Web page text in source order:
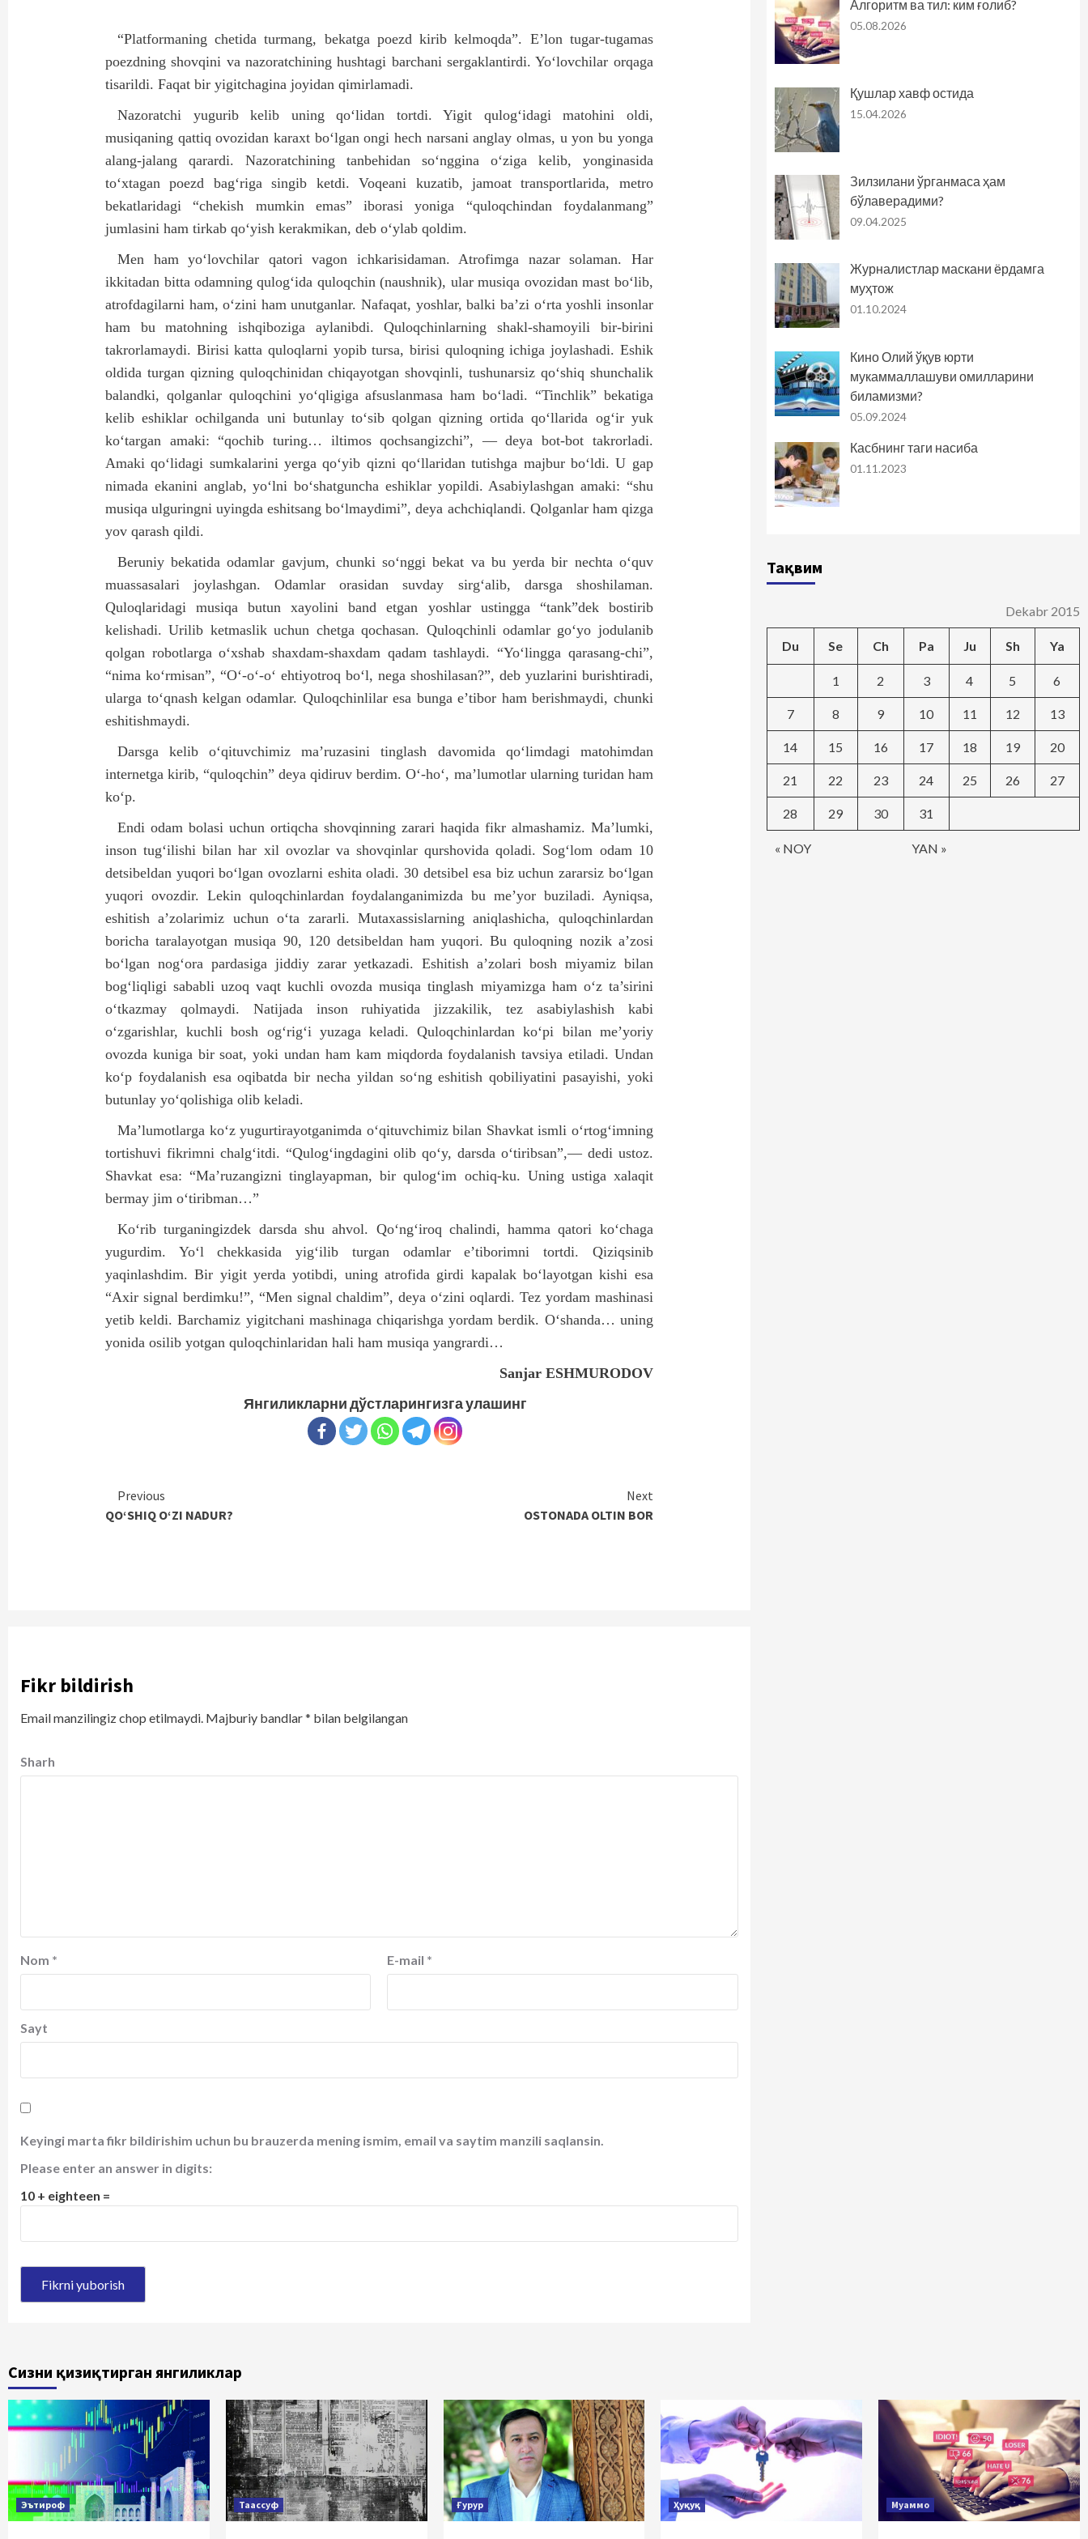
“Platformaning chetida turmang, bekatga poezd kirib kelmoqda”. E’lon tugar-tugamas
poezdning shovqini va nazoratchining hushtagi barchani sergaklantirdi. Yo‘lovchilar orqaga
tisarildi. Faqat bir yigitchagina joyidan qimirlamadi.
Nazoratchi yugurib kelib uning qo‘lidan tortdi. Yigit qulog‘idagi matohini oldi,
musiqaning qattiq ovozidan karaxt bo‘lgan ongi hech narsani anglay olmas, u yon bu yonga
alang-jalang qarardi. Nazoratchining tanbehidan so‘nggina o‘ziga kelib, yonginasida
to‘xtagan poezd bag‘riga singib ketdi. Voqeani kuzatib, jamoat transportlarida, metro
bekatlaridagi “chekish mumkin emas” iborasi yoniga “quloqchindan foydalanmang”
jumlasini ham tirkab qo‘yish kerakmikan, deb o‘ylab qoldim.
Men ham yo‘lovchilar qatori vagon ichkarisidaman. Atrofimga nazar solaman. Har
ikkitadan bitta odamning qulog‘ida quloqchin (naushnik), ular musiqa ovozidan mast bo‘lib,
atrofdagilarni ham, o‘zini ham unutganlar. Nafaqat, yoshlar, balki ba’zi o‘rta yoshli insonlar
ham bu matohning ishqiboziga aylanibdi. Quloqchinlarning shakl-shamoyili bir-birini
takrorlamaydi. Birisi katta quloqlarni yopib tursa, birisi quloqning ichiga joylashadi. Eshik
oldida turgan qizning quloqchinidan chiqayotgan shovqinli, tushunarsiz qo‘shiq shunchalik
balandki, qolganlar quloqchini yo‘qligiga afsuslanmasa ham bo‘ladi. “Tinchlik” bekatiga
kelib eshiklar ochilganda uni butunlay to‘sib qolgan qizning ortida qo‘llarida og‘ir yuk
ko‘targan amaki: “qochib turing… iltimos qochsangizchi”, — deya bot-bot takrorladi.
Amaki qo‘lidagi sumkalarini yerga qo‘yib qizni qo‘llaridan tutishga majbur bo‘ldi. U gap
nimada ekanini anglab, yo‘lni bo‘shatguncha eshiklar yopildi. Asabiylashgan amaki: “shu
musiqa ulguringni uyingda eshitsang bo‘lmaydimi”, deya achchiqlandi. Qolganlar ham qizga
yov qarash qildi.
Beruniy bekatida odamlar gavjum, chunki so‘nggi bekat va bu yerda bir nechta o‘quv
muassasalari joylashgan. Odamlar orasidan suvday sirg‘alib, darsga shoshilaman.
Quloqlaridagi musiqa butun xayolini band etgan yoshlar ustingga “tank”dek bostirib
kelishadi. Urilib ketmaslik uchun chetga qochasan. Quloqchinli odamlar go‘yo jodulanib
qolgan robotlarga o‘xshab shaxdam-shaxdam qadam tashlaydi. “Yo‘lingga qarasang-chi”,
“nima ko‘rmisan”, “O‘-o‘-o‘ ehtiyotroq bo‘l, nega shoshilasan?”, deb yuzlarini burishtiradi,
ularga to‘qnash kelgan odamlar. Quloqchinlilar esa bunga e’tibor ham berishmaydi, chunki
eshitishmaydi.
Darsga kelib o‘qituvchimiz ma’ruzasini tinglash davomida qo‘limdagi matohimdan
internetga kirib, “quloqchin” deya qidiruv berdim. O‘-ho‘, ma’lumotlar ularning turidan ham
ko‘p.
Endi odam bolasi uchun ortiqcha shovqinning zarari haqida fikr almashamiz. Ma’lumki,
inson tug‘ilishi bilan har xil ovozlar va shovqinlar qurshovida qoladi. Sog‘lom odam 10
detsibeldan yuqori bo‘lgan ovozlarni eshita oladi. 30 detsibel esa biz uchun zararsiz bo‘lgan
yuqori ovozdir. Lekin quloqchinlardan foydalanganimizda bu me’yor buziladi. Ayniqsa,
eshitish a’zolarimiz uchun o‘ta zararli. Mutaxassislarning aniqlashicha, quloqchinlardan
boricha taralayotgan musiqa 90, 120 detsibeldan ham yuqori. Bu quloqning nozik a’zosi
bo‘lgan nog‘ora pardasiga jiddiy zarar yetkazadi. Eshitish a’zolari bosh miyamiz bilan
bog‘liqligi sababli uzoq vaqt kuchli ovozda musiqa tinglash miyamizga ham o‘z ta’sirini
o‘tkazmay qolmaydi. Natijada inson ruhiyatida jizzakilik, tez asabiylashish kabi
o‘zgarishlar, kuchli bosh og‘rig‘i yuzaga keladi. Quloqchinlardan ko‘pi bilan me’yoriy
ovozda kuniga bir soat, yoki undan ham kam miqdorda foydalanish tavsiya etiladi. Undan
ko‘p foydalanish esa oqibatda bir necha yildan so‘ng eshitish qobiliyatini pasayishi, yoki
butunlay yo‘qolishiga olib keladi.
Ma’lumotlarga ko‘z yugurtirayotganimda o‘qituvchimiz bilan Shavkat ismli o‘rtog‘imning
tortishuvi fikrimni chalg‘itdi. “Qulog‘ingdagini olib qo‘y, darsda o‘tiribsan”,— dedi ustoz.
Shavkat esa: “Ma’ruzangizni tinglayapman, bir qulog‘im ochiq-ku. Uning ustiga xalaqit
bermay jim o‘tiribman…”
Ko‘rib turganingizdek darsda shu ahvol. Qo‘ng‘iroq chalindi, hamma qatori ko‘chaga
yugurdim. Yo‘l chekkasida yig‘ilib turgan odamlar e’tiborimni tortdi. Qiziqsinib
yaqinlashdim. Bir yigit yerda yotibdi, uning atrofida girdi kapalak bo‘layotgan kishi esa
“Axir signal berdimku!”, “Men signal chaldim”, deya o‘zini oqlardi. Tez yordam mashinasi
yetib keldi. Barchamiz yigitchani mashinaga chiqarishga yordam berdik. O‘shanda… uning
yonida osilib yotgan quloqchinlaridan hali ham musiqa yangrardi…
Sanjar ESHMURODOV
Янгиликларни дўстларингизга улашинг
Continue
Reading
Previous
QO‘SHIQ O‘ZI NADUR?
Next
OSTONADA OLTIN BOR
Fikr bildirish
Email manzilingiz chop etilmaydi. Majburiy bandlar* bilan belgilangan
Sharh
Nom * E-mail *
Sayt
Keyingi marta fikr bildirishim uchun bu brauzerda mening ismim, email va saytim manzili saqlansin.
Please enter an answer in digits:
10 + eighteen =
Алгоритм ва тил: ким ғолиб?
05.08.2026
Қушлар хавф остида
15.04.2026
Зилзилани ўрганмаса ҳам
бўлаверадими?
09.04.2025
Журналистлар маскани ёрдамга
муҳтож
01.10.2024
Кино Олий ўқув юрти
мукаммаллашуви омилларини
биламизми?
05.09.2024
Касбнинг таги насиба
01.11.2023
Тақвим
Dekabr 2015
Du Se Ch Pa Ju Sh Ya
« NOY YAN »
1 2 3 4 5 6
7 8 9 10 11 12 13
14 15 16 17 18 19 20
21 22 23 24 25 26 27
28 29 30 31
Сизни қизиқтирган янгиликлар
Эътироф Таассуф Ғурур Ҳуқуқ Муаммо